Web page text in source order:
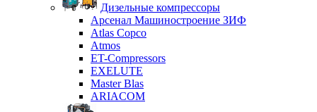
Дизельные компрессоры
Арсенал Машиностроение ЗИФ
Atlas Copco
Atmos
ET-Compressors
EXELUTE
Master Blas
ARIACOM